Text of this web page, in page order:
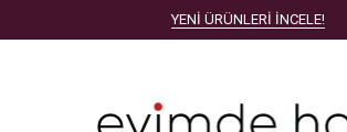
YENİ ÜRÜNLERİ İNCELE!